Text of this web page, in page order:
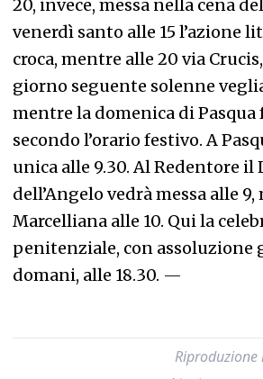
20, invece, messa nella cena
venerdì santo alle 15 l’azione
croca, mentre alle 20 via
giorno seguente solenne
mentre la domenica di
secondo l’orario festivo. A
unica alle 9.30. Al Redentore il
dell’Angelo vedrà messa alle
Marcelliana alle 10. Qui la
penitenziale, con assoluzione
domani, alle 18.30. —